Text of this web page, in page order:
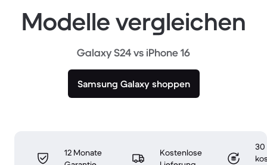
Modelle vergleichen
Galaxy S24 vs iPhone 16
Samsung Galaxy shoppen
12 Monate
Kostenlose
30